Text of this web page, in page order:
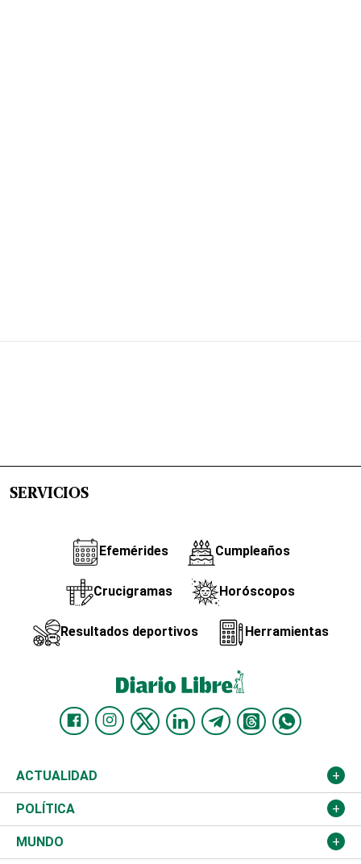
SERVICIOS
Efemérides Cumpleaños
Crucigramas Horóscopos
Resultados deportivos Herramientas
ACTUALIDAD
Nacional
Ciudad
POLÍTICA
Partidos
MUNDO